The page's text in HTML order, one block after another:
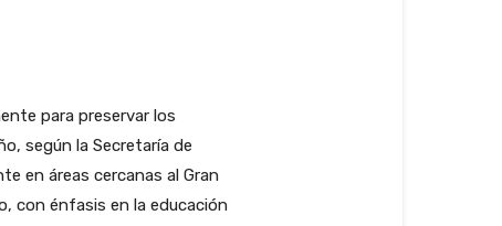
para preservar los
según la Secretaría de
en áreas cercanas al Gran
con énfasis en la educación